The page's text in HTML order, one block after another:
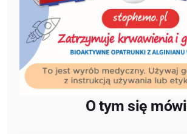
O tym się mówi